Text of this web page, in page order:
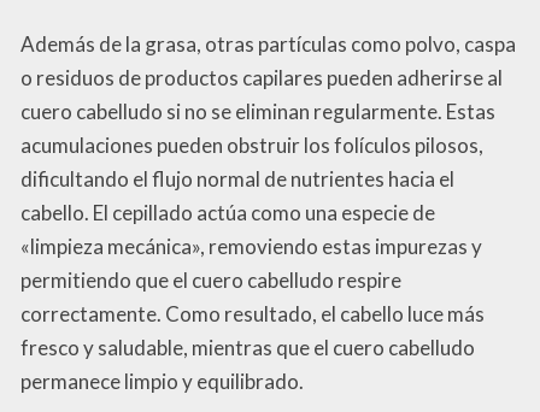
Además de la grasa, otras partículas como polvo, caspa
o residuos de productos capilares pueden adherirse al
cuero cabelludo si no se eliminan regularmente. Estas
acumulaciones pueden obstruir los folículos pilosos,
dificultando el flujo normal de nutrientes hacia el
cabello. El cepillado actúa como una especie de
«limpieza mecánica», removiendo estas impurezas y
permitiendo que el cuero cabelludo respire
correctamente. Como resultado, el cabello luce más
fresco y saludable, mientras que el cuero cabelludo
permanece limpio y equilibrado.